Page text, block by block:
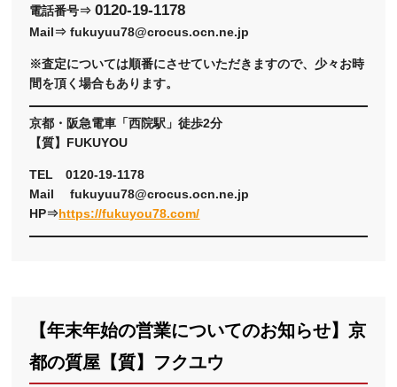
電話番号⇒0120-19-1178
Mail⇒ fukuyuu78@crocus.ocn.ne.jp
※査定については順番にさせていただきますので、少々お時
間を頂く場合もあります。
京都・阪急電車「西院駅」徒歩2分
【質】FUKUYOU
TEL 0120-19-1178
Mail fukuyuu78@crocus.ocn.ne.jp
HP⇒https://fukuyou78.com/
【年末年始の営業についてのお知らせ】京
都の質屋【質】フクユウ